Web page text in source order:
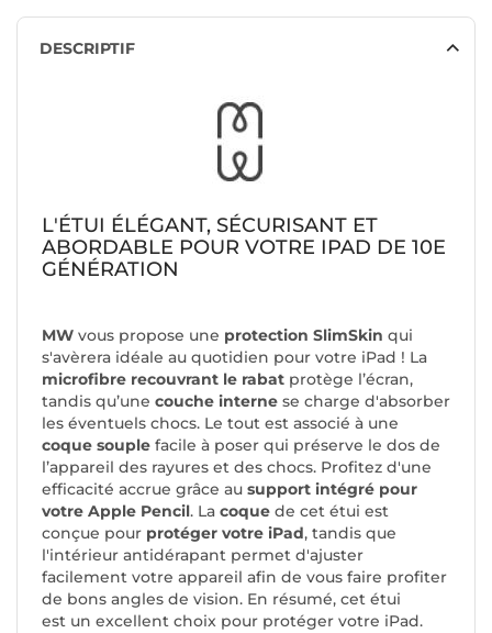
DESCRIPTIF
L'ÉTUI ÉLÉGANT, SÉCURISANT ET
ABORDABLE POUR VOTRE IPAD DE 10E
GÉNÉRATION
MW vous propose une protection SlimSkin qui
s'avèrera idéale au quotidien pour votre iPad ! La
microfibre recouvrant le rabat protège l’écran,
tandis qu’une couche interne se charge d'absorber
les éventuels chocs. Le tout est associé à une
coque souple facile à poser qui préserve le dos de
l’appareil des rayures et des chocs. Profitez d'une
efficacité accrue grâce au support intégré pour
votre Apple Pencil. La coque de cet étui est
conçue pour protéger votre iPad, tandis que
l'intérieur antidérapant permet d'ajuster
facilement votre appareil afin de vous faire profiter
de bons angles de vision. En résumé, cet étui
est un excellent choix pour protéger votre iPad.